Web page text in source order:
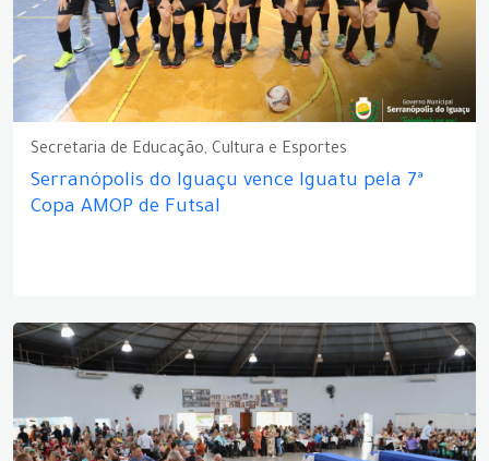
Secretaria de Educação, Cultura e Esportes
Serranópolis do Iguaçu vence Iguatu pela 7ª
Copa AMOP de Futsal